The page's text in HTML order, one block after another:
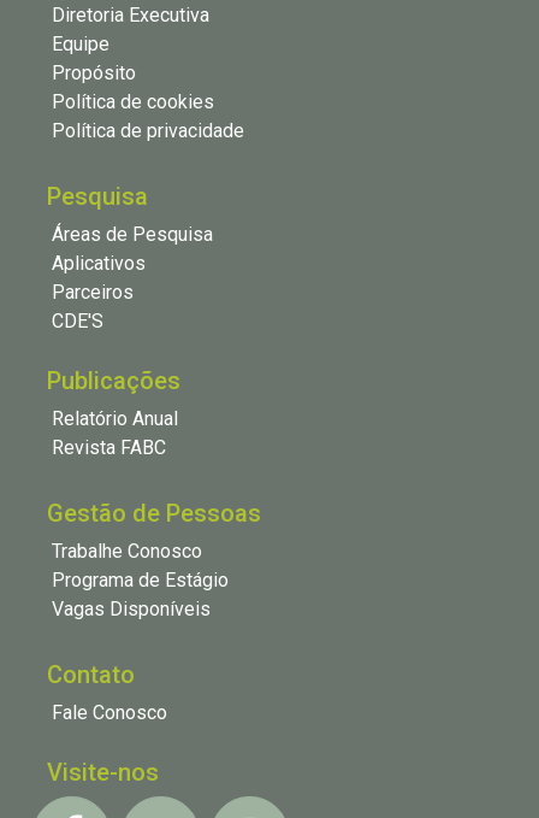
Diretoria Executiva
Equipe
Propósito
Política de cookies
Política de privacidade
Pesquisa
Áreas de Pesquisa
Aplicativos
Parceiros
CDE'S
Publicações
Relatório Anual
Revista FABC
Gestão de Pessoas
Trabalhe Conosco
Programa de Estágio
Vagas Disponíveis
Contato
Fale Conosco
Visite-nos